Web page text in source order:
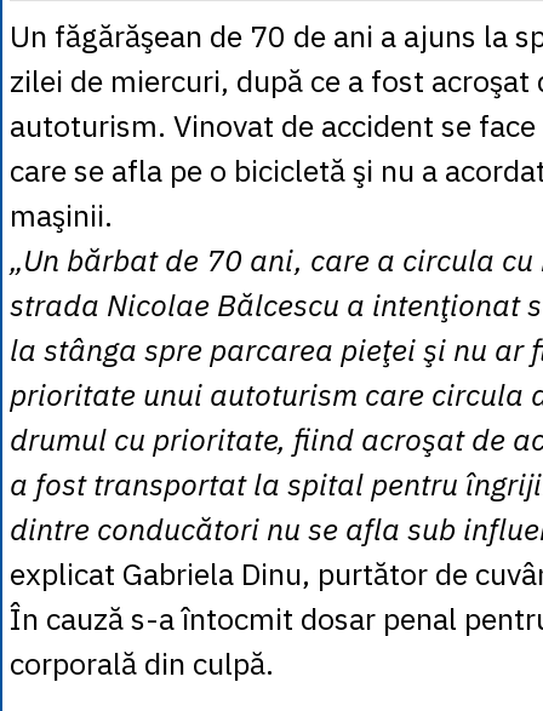
1 RSD= 0.0425
1 RUB= 0.0530
1 SEK = 0.4526
1 TRY
= 0.1141
1 UAH= 0.1048
1 XDR
= 5.9383
1 ZAR= 0.2318
Un făgărăşean de 70 de ani a ajuns la
zilei de miercuri, după ce a fost acroşat
autoturism. Vinovat de accident se
care se afla pe o bicicletă şi nu a
maşinii.
„Un bărbat de 70 ani, care a circula
strada Nicolae Bălcescu a intenţionat
la stânga spre parcarea pieţei şi nu ar
prioritate unui autoturism care circula
drumul cu prioritate, fiind acroşat de
a fost transportat la spital pentru
dintre conducători nu se afla sub
explicat Gabriela Dinu, purtător de
În cauză s-a întocmit dosar penal
corporală din culpă.